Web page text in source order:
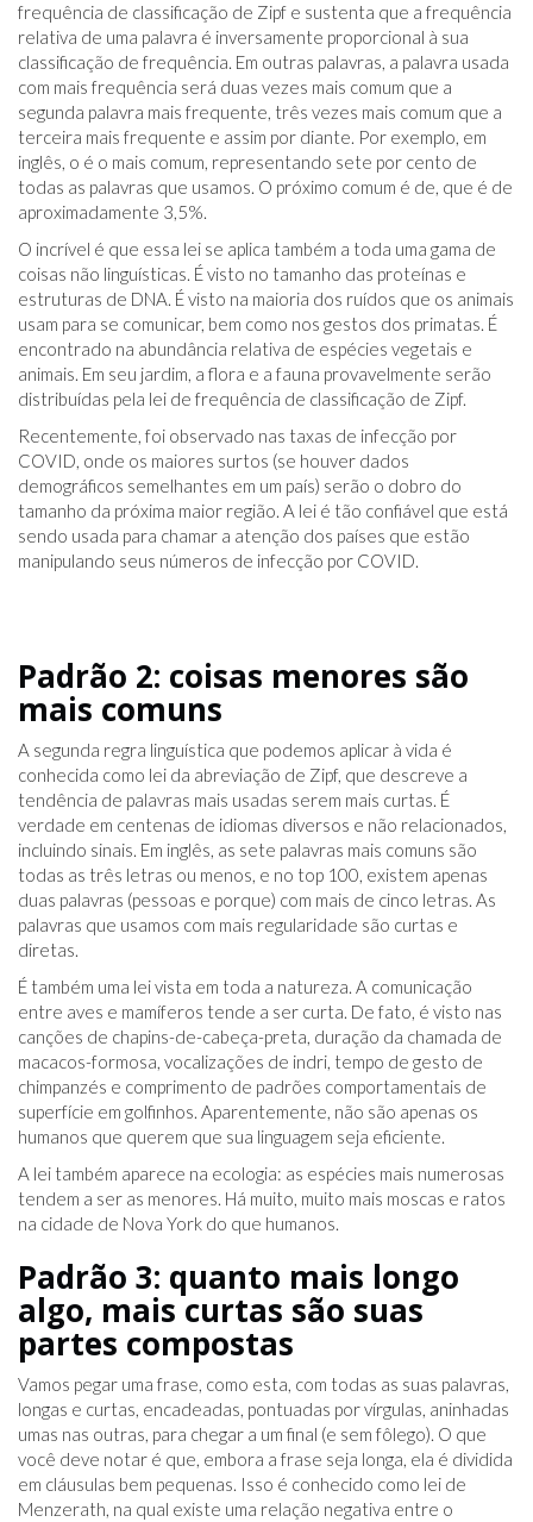
frequência de classificação de Zipf e sustenta que a frequência
relativa de uma palavra é inversamente proporcional à sua
classificação de frequência. Em outras palavras, a palavra usada
com mais frequência será duas vezes mais comum que a
segunda palavra mais frequente, três vezes mais comum que a
terceira mais frequente e assim por diante. Por exemplo, em
inglês, o é o mais comum, representando sete por cento de
todas as palavras que usamos. O próximo comum é de, que é de
aproximadamente 3,5%.
O incrível é que essa lei se aplica também a toda uma gama de
coisas não linguísticas. É visto no tamanho das proteínas e
estruturas de DNA. É visto na maioria dos ruídos que os animais
usam para se comunicar, bem como nos gestos dos primatas. É
encontrado na abundância relativa de espécies vegetais e
animais. Em seu jardim, a flora e a fauna provavelmente serão
distribuídas pela lei de frequência de classificação de Zipf.
Recentemente, foi observado nas taxas de infecção por
COVID, onde os maiores surtos (se houver dados
demográficos semelhantes em um país) serão o dobro do
tamanho da próxima maior região. A lei é tão confiável que está
sendo usada para chamar a atenção dos países que estão
manipulando seus números de infecção por COVID.
Padrão 2: coisas menores são
mais comuns
A segunda regra linguística que podemos aplicar à vida é
conhecida como lei da abreviação de Zipf, que descreve a
tendência de palavras mais usadas serem mais curtas. É
verdade em centenas de idiomas diversos e não relacionados,
incluindo sinais. Em inglês, as sete palavras mais comuns são
todas as três letras ou menos, e no top 100, existem apenas
duas palavras (pessoas e porque) com mais de cinco letras. As
palavras que usamos com mais regularidade são curtas e
diretas.
É também uma lei vista em toda a natureza. A comunicação
entre aves e mamíferos tende a ser curta. De fato, é visto nas
canções de chapins-de-cabeça-preta, duração da chamada de
macacos-formosa, vocalizações de indri, tempo de gesto de
chimpanzés e comprimento de padrões comportamentais de
superfície em golfinhos. Aparentemente, não são apenas os
humanos que querem que sua linguagem seja eficiente.
A lei também aparece na ecologia: as espécies mais numerosas
tendem a ser as menores. Há muito, muito mais moscas e ratos
na cidade de Nova York do que humanos.
Padrão 3: quanto mais longo
algo, mais curtas são suas
partes compostas
Vamos pegar uma frase, como esta, com todas as suas palavras,
longas e curtas, encadeadas, pontuadas por vírgulas, aninhadas
umas nas outras, para chegar a um final (e sem fôlego). O que
você deve notar é que, embora a frase seja longa, ela é dividida
em cláusulas bem pequenas. Isso é conhecido como lei de
Menzerath, na qual existe uma relação negativa entre o